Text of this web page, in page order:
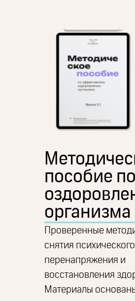
пособие по
организма
Проверенные
снятия психического
перенапряжения и
восстановления
Материалы